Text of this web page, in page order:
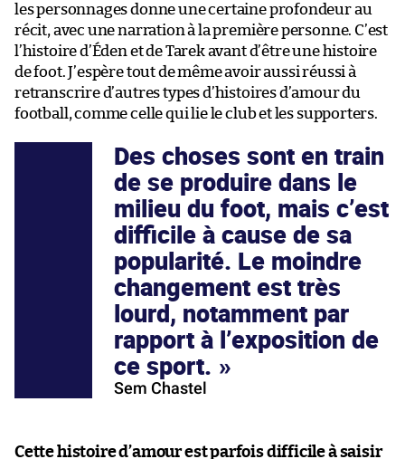
les personnages donne une certaine profondeur au
récit, avec une narration à la première personne. C’est
l’histoire d’Éden et de Tarek avant d’être une histoire
de foot. J’espère tout de même avoir aussi réussi à
retranscrire d’autres types d’histoires d’amour du
football, comme celle qui lie le club et les supporters.
Des choses sont en train
de se produire dans le
milieu du foot, mais c’est
difficile à cause de sa
popularité. Le moindre
changement est très
lourd, notamment par
rapport à l’exposition de
ce sport.
Sem Chastel
Cette histoire d’amour est parfois difficile à saisir